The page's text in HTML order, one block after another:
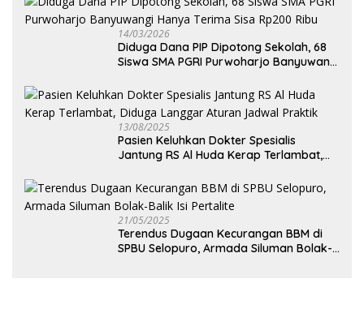
14/03/2026
Diduga Dana PIP Dipotong Sekolah, 68
Siswa SMA PGRI Purwoharjo Banyuwangi
13/08/2025
Pasien Keluhkan Dokter Spesialis
Jantung RS Al Huda Kerap Terlambat,
21/05/2025
Terendus Dugaan Kecurangan BBM di
SPBU Selopuro, Armada Siluman Bolak-